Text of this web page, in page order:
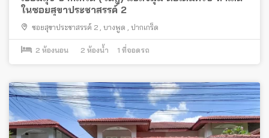
ในซอยสุขาประชาสรรค์ 2
ซอยสุขาประชาสรรค์ 2 , บางพูด , ปากเกร็ด
2 ห้องนอน 2 ห้องน้ำ 1 ที่จอดรถ